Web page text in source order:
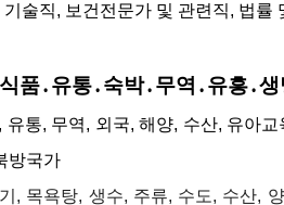
기술직, 보건전문가 및 관련직, 법률
품․유통․숙박․무역․유흥․생
유통, 무역, 외국, 해양, 수산, 유아
방국가
, 목욕탕, 생수, 주류, 수도, 수산,